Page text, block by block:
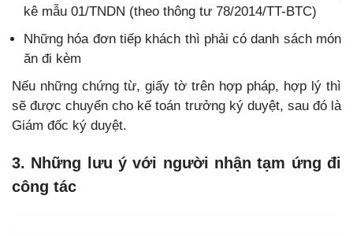
kê mẫu 01/TNDN (theo thông tư 78/2014/TT-BTC)
Những hóa đơn tiếp khách thì phải có danh sách món
ăn đi kèm
Nếu những chứng từ, giấy tờ trên hợp pháp, hợp lý thì
sẽ được chuyển cho kế toán trưởng ký duyệt, sau đó là
Giám đốc ký duyệt.
3. Những lưu ý với người nhận tạm ứng đi
công tác